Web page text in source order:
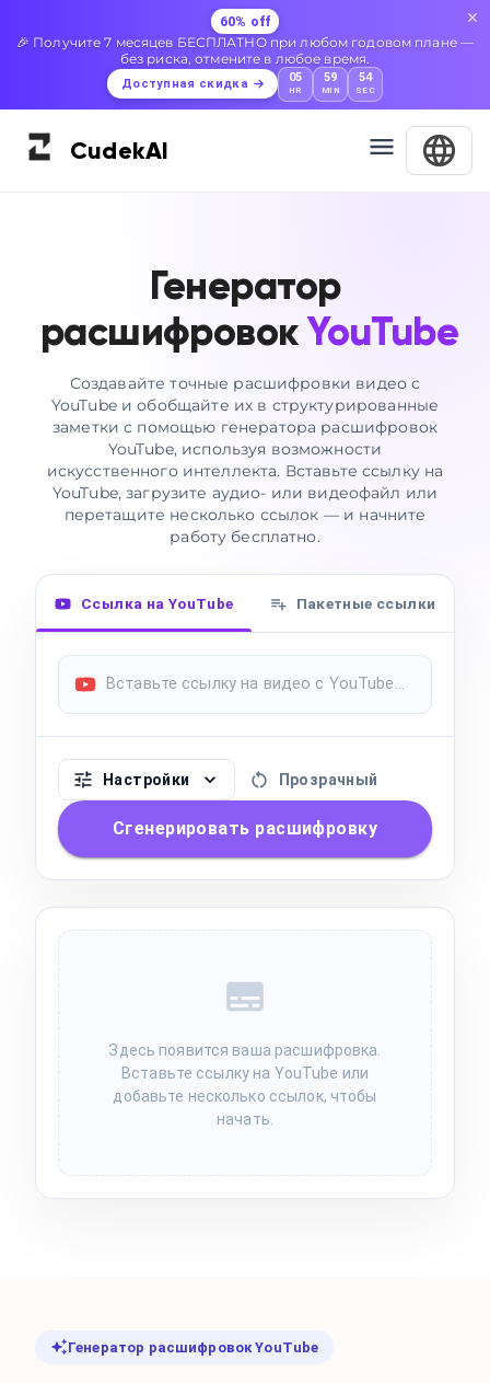
60% off
🎉 Получите 7 месяцев БЕСПЛАТНО при любом годовом плане —
без риска, отмените в любое время.
Доступная скидка 05
HR
59
MIN
53
SEC
CudekAI
Генератор
расшифровокYouTube
Создавайте точные расшифровки видео с
YouTube и обобщайте их в структурированные
заметки с помощью генератора расшифровок
YouTube, используя возможности
искусственного интеллекта. Вставьте ссылку на
YouTube, загрузите аудио- или видеофайл или
перетащите несколько ссылок — и начните
работу бесплатно.
Ссылка на YouTube Пакетные ссылки
Настройки Прозрачный
Сгенерировать расшифровку
Здесь появится ваша расшифровка.
Вставьте ссылку на YouTube или
добавьте несколько ссылок, чтобы
начать.
Генератор расшифровок YouTube